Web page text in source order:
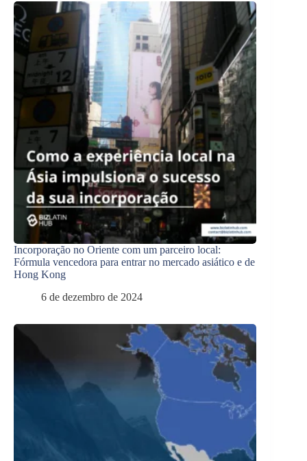
Incorporação no Oriente com um parceiro local:
Fórmula vencedora para entrar no mercado asiático e de
Hong Kong
6 de dezembro de 2024